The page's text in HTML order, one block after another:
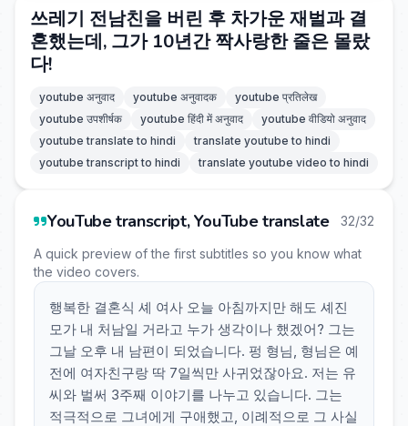
쓰레기 전남친을 버린 후 차가운 재벌과 결
혼했는데, 그가 10년간 짝사랑한 줄은 몰랐
다!
youtube अनुवाद youtube अनुवादक
youtube प्रतिलेख
youtube उपशीर्षक
youtube हिंदी में अनुवाद
youtube वीडियो अनुवाद
youtube translate to hindi
translate youtube to hindi
youtube transcript to hindi
translate youtube video to hindi
YouTube transcript, YouTube translate 32/32
A quick preview of the first subtitles so you know what
the video covers.
행복한 결혼식 셰 여사 오늘 아침까지만 해도 셰진
모가 내 처남일 거라고 누가 생각이나 했겠어? 그는
그날 오후 내 남편이 되었습니다. 펑 형님, 형님은 예
전에 여자친구랑 딱 7일씩만 사귀었잖아요. 저는 유
씨와 벌써 3주째 이야기를 나누고 있습니다. 그는
적극적으로 그녀에게 구애했고, 이례적으로 그 사실